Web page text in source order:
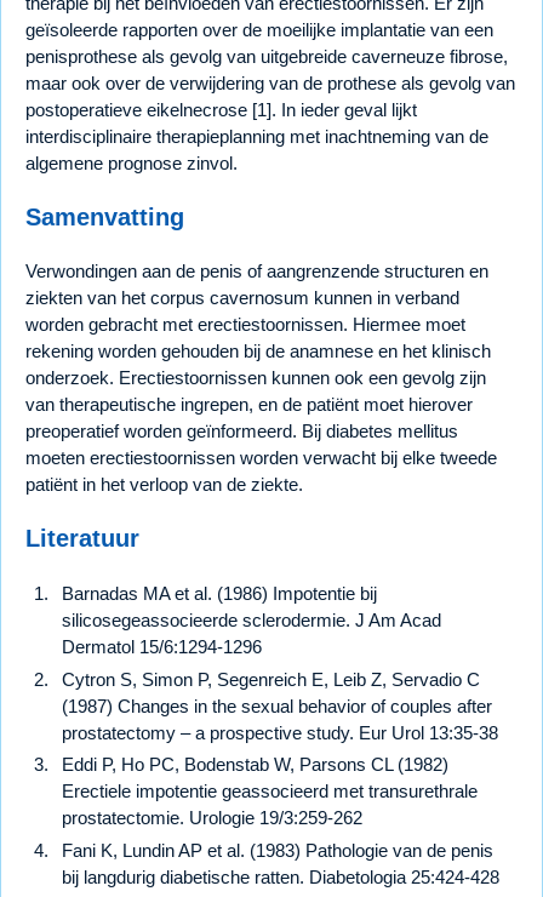
geïsoleerde rapporten over de moeilijke implantatie van een
penisprothese als gevolg van uitgebreide caverneuze fibrose,
maar ook over de verwijdering van de prothese als gevolg van
postoperatieve eikelnecrose [1]. In ieder geval lijkt
interdisciplinaire therapieplanning met inachtneming van de
algemene prognose zinvol.
Samenvatting
Verwondingen aan de penis of aangrenzende structuren en
ziekten van het corpus cavernosum kunnen in verband
worden gebracht met erectiestoornissen. Hiermee moet
rekening worden gehouden bij de anamnese en het klinisch
onderzoek. Erectiestoornissen kunnen ook een gevolg zijn
van therapeutische ingrepen, en de patiënt moet hierover
preoperatief worden geïnformeerd. Bij diabetes mellitus
moeten erectiestoornissen worden verwacht bij elke tweede
patiënt in het verloop van de ziekte.
Literatuur
Barnadas MA et al. (1986) Impotentie bij
silicosegeassocieerde sclerodermie. J Am Acad
Dermatol 15/6:1294-1296
Cytron S, Simon P, Segenreich E, Leib Z, Servadio C
(1987) Changes in the sexual behavior of couples after
prostatectomy – a prospective study. Eur Urol 13:35-38
Eddi P, Ho PC, Bodenstab W, Parsons CL (1982)
Erectiele impotentie geassocieerd met transurethrale
prostatectomie. Urologie 19/3:259-262
Fani K, Lundin AP et al. (1983) Pathologie van de penis
bij langdurig diabetische ratten. Diabetologia 25:424-428